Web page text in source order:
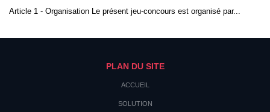
Article 1 - Organisation Le présent jeu-concours est organisé par...
PLAN DU SITE
ACCUEIL
SOLUTION